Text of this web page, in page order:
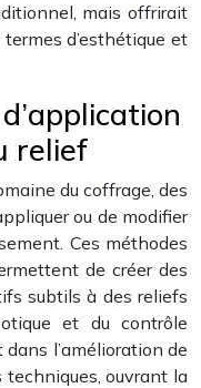
mais offrirait
d’esthétique et
relief
du coffrage, des
ou de modifier
Ces méthodes
de créer des
subtils à des reliefs
et du contrôle
l’amélioration de
techniques, ouvrant la